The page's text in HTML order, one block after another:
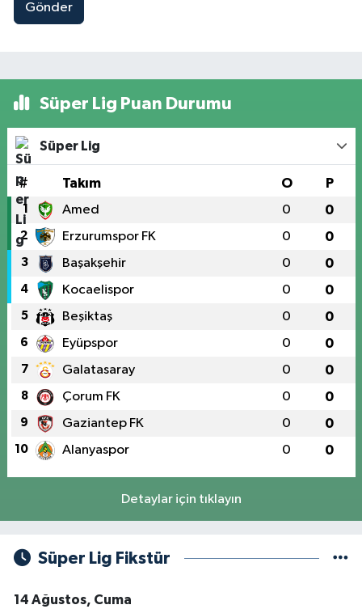
Gönder
Süper Lig Puan Durumu
Süper Lig
# Takım O P
1 Amed 0 0
2 Erzurumspor FK 0 0
3 Başakşehir 0 0
4 Kocaelispor 0 0
5 Beşiktaş 0 0
6 Eyüpspor 0 0
7 Galatasaray 0 0
8 Çorum FK 0 0
9 Gaziantep FK 0 0
10 Alanyaspor 0 0
Detaylar için tıklayın
Süper Lig Fikstür
14 Ağustos, Cuma